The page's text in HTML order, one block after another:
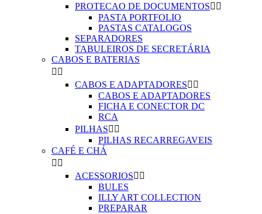
PROTECAO DE DOCUMENTOS 
PASTA PORTFOLIO
PASTAS CATALOGOS
SEPARADORES
TABULEIROS DE SECRETÁRIA
CABOS E BATERIAS
 
CABOS E ADAPTADORES 
CABOS E ADAPTADORES
FICHA E CONECTOR DC
RCA
PILHAS 
PILHAS RECARREGAVEIS
CAFÉ E CHÁ
 
ACESSORIOS 
BULES
ILLY ART COLLECTION
PREPARAR